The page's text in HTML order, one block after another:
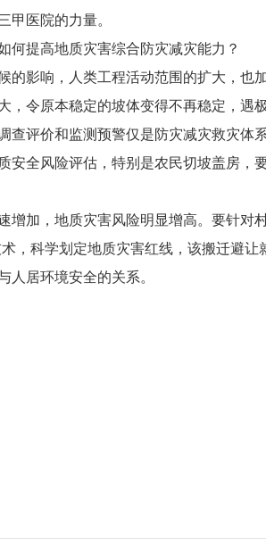
甲医院的力量。
何提高地质灾害综合防灾减灾能力？
的影响，人类工程活动范围的扩大，
，令原本稳定的坡体变得不再稳定，遇
查评价和监测预警仅是防灾减灾救灾体
安全风险评估，特别是农民切坡盖房
增加，地质灾害风险明显增高。要针对
，科学划定地质灾害红线，该搬迁避
人居环境安全的关系。